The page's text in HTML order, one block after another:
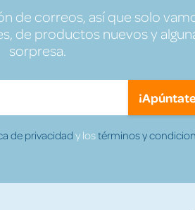
de correos, así que solo
de productos nuevos y
sorpresa.
de privacidady lostérminos y